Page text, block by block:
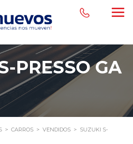
PRESSO GA
> CARROS > VENDIDOS > SUZUKI S-